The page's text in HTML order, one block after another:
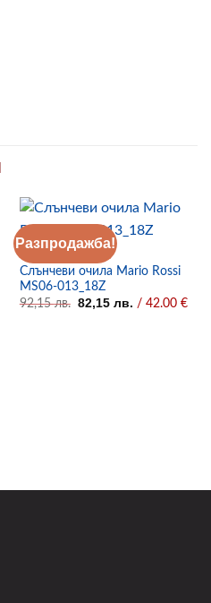
Разпродажба!
СЛЪНЧЕВИ ОЧИЛА
Слънчеви очила Mario Rossi
MS06-013_18Z
92,15лв. Original
82,15 лв. Текущата
/ 42.00 €